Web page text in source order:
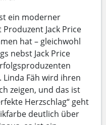
ein moderner
Jack Price
hat – gleichwohl
nebst Jack Price
Fäh wird ihren
zeigen, und das ist
Herzschlag“ geht
deutlich über